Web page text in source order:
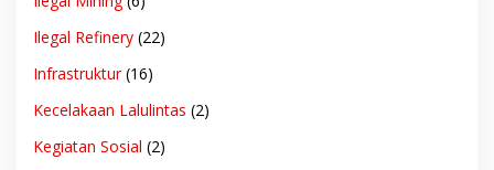
Ilegal Refinery (22)
Infrastruktur(16)
Kecelakaan Lalulintas (2)
Kegiatan Sosial (2)